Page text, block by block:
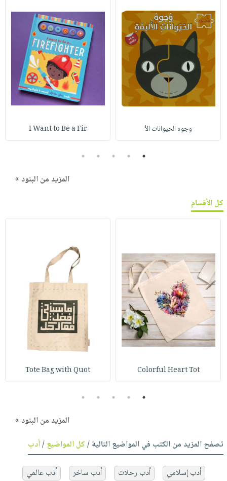
وجوه الحيوانات الأ I Want to Be a Fir
1
2
3
4
5
المزيد من البنود »
كل الأقسام
Colorful Heart Tot
Tote Bag with Quot
1
2
3
4
5
المزيد من البنود »
تصفح المزيد من الكتب في المواضيع التالية /كل المواضيع/أدب
أدب إسلامي أدب رحلات أدب ساخر
أدب عالمي